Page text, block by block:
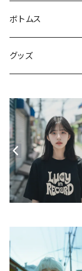
Tシャツ
シャツ
ジャケット・ブルゾン
ボトムス
グッズ
モバイルケース
Androidケース
iPhoneケース
スマホリング
ステッカー
アクセサリー